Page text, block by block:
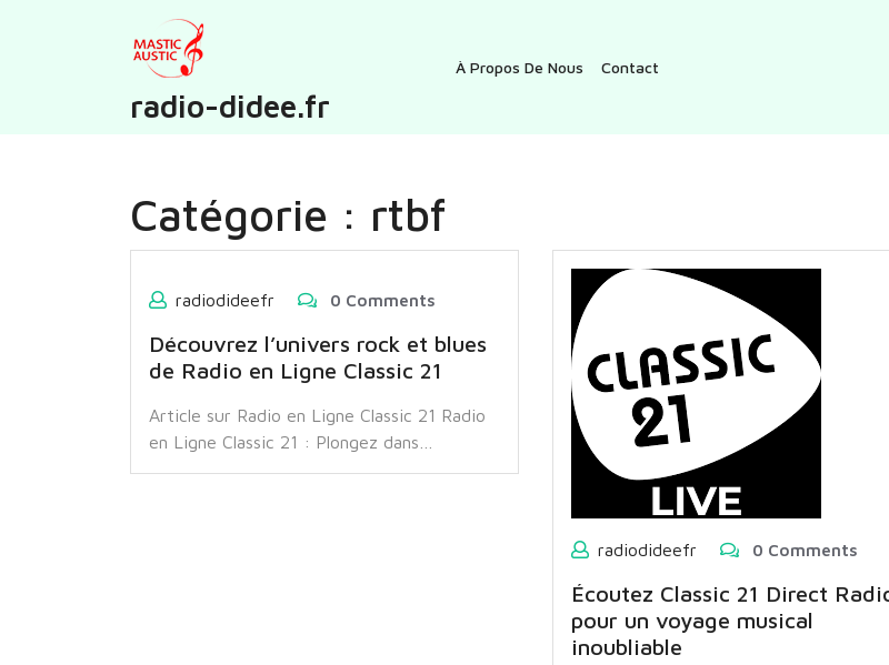
radio-didee.fr
À Propos De Nous Contact
Catégorie : rtbf
radiodideefr 0 Comments
Découvrez l’univers rock et blues
de Radio en Ligne Classic 21
Article sur Radio en Ligne Classic 21 Radio
en Ligne Classic 21 : Plongez dans…
radiodideefr 0 Comments
Écoutez Classic 21 Direct
pour un voyage musical
inoubliable